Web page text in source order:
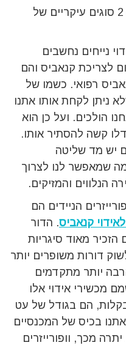
נכון לדקה זו שבה אני כותב יש 2 סוגים עיקריים של
נייחים נחשבים
לצריכת קנאביס והם
רפואי. כשמו של
ניתן לקחת אותו אתנו
הולכים. ועל כן הוא
קשה להסתיר אותו.
יש מד שליטה
מה שמאפשר לנו לצרוך
הנלווים והמזיקים.
הניידים הם
קנאביס. הדור
הזכיר מאוד סיגריות
דורות משופרים יותר
יותר מתקדמים
מכשירי אידוי אלו
הם בגודל של עט
בכיס של המכנסיים
מכך, וופורייזרים